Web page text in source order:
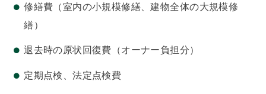
修繕費（室内の小規模修繕、建物全体の大規模修
繕）
退去時の原状回復費（オーナー負担分）
定期点検、法定点検費